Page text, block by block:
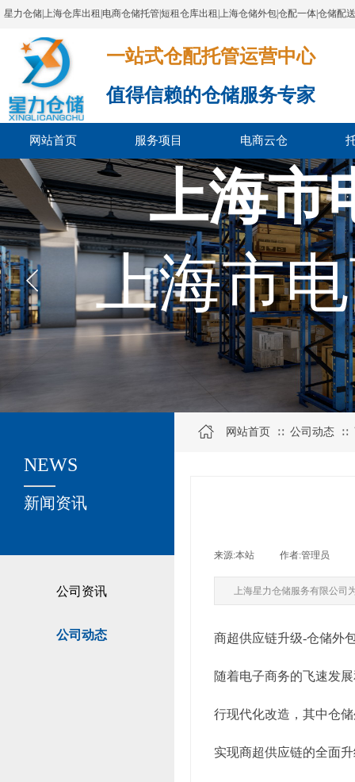
星力仓储|上海仓库出租|电商仓储托管|短租仓库出租|上海仓储外包|仓配一体|仓储配
一站式仓配托管运营中心​​​​​​​​​​​​​​​​​
值得信赖的仓储服务专家
网站首页 服务项目 电商云仓
上海市
上海市
公司资讯
公司动态
关于我们
新闻资讯
NEWS
网站首页 ∷ 公司动态 ∷
来源:本站 作者:管理员
上海星力仓储服务有限公
商超供应链升级-仓储外
随着电子商务的飞速发
行现代化改造，其中仓
实现商超供应链的全面